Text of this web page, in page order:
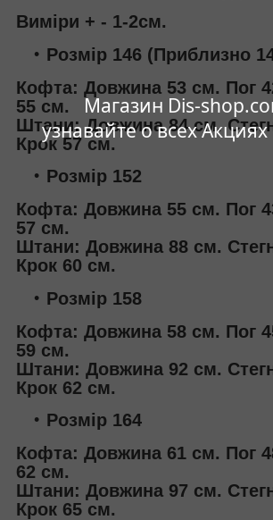
Магазин Dis-
узнавайте о всех
Виміри + - 1-2см.
Розмір 146 (Приблизно
Кофта: Довжина 53 см. Пог
55 см.
Штани: Довжина 84 см.
Крок 57 см.
Розмір 152
Кофта: Довжина 55 см. Пог
57 см.
Штани: Довжина 88 см.
Крок 60 см.
Розмір 158
Кофта: Довжина 58 см. Пог
59 см.
Штани: Довжина 92 см.
Крок 62 см.
Розмір 164
Кофта: Довжина 61 см. Пог
62 см.
Штани: Довжина 97 см.
Крок 65 см.